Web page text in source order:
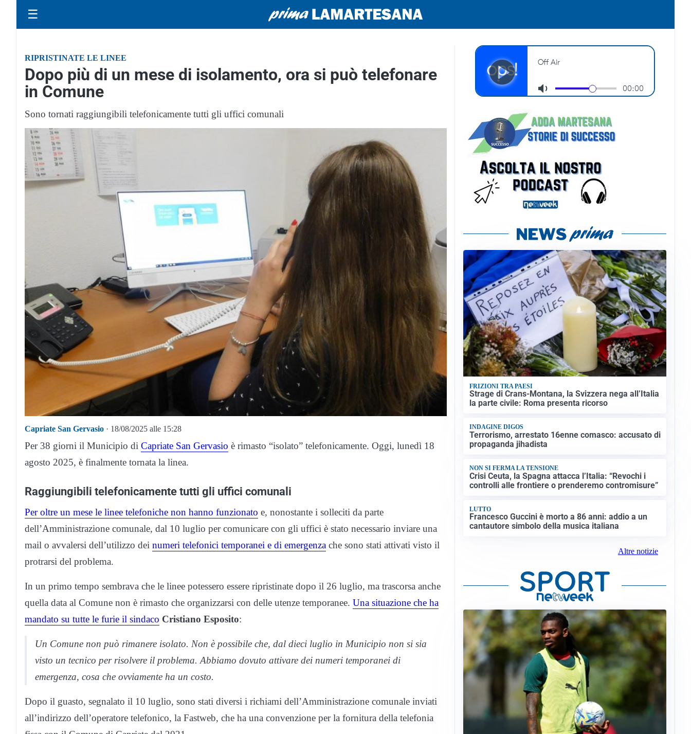
☰
RIPRISTINATE LE LINEE
Dopo più di un mese di isolamento, ora si può telefonare
in Comune
Sono tornati raggiungibili telefonicamente tutti gli uffici comunali
Capriate San Gervasio · 18/08/2025 alle 15:28
Per 38 giorni il Municipio di Capriate San Gervasio è rimasto “isolato” telefonicamente. Oggi, lunedì 18
agosto 2025, è finalmente tornata la linea.
Raggiungibili telefonicamente tutti gli uffici comunali
Per oltre un mese le linee telefoniche non hanno funzionato e, nonostante i solleciti da parte
dell’Amministrazione comunale, dal 10 luglio per comunicare con gli uffici è stato necessario inviare una
mail o avvalersi dell’utilizzo dei numeri telefonici temporanei e di emergenza che sono stati attivati visto il
protrarsi del problema.
In un primo tempo sembrava che le linee potessero essere ripristinate dopo il 26 luglio, ma trascorsa anche
quella data al Comune non è rimasto che organizzarsi con delle utenze temporanee. Una situazione che ha
mandato su tutte le furie il sindaco Cristiano Esposito:
Un Comune non può rimanere isolato. Non è possibile che, dal dieci luglio in Municipio non si sia
visto un tecnico per risolvere il problema. Abbiamo dovuto attivare dei numeri temporanei di
emergenza, cosa che ovviamente ha un costo.
Dopo il guasto, segnalato il 10 luglio, sono stati diversi i richiami dell’Amministrazione comunale inviati
all’indirizzo dell’operatore telefonico, la Fastweb, che ha una convenzione per la fornitura della telefonia
FRIZIONI TRA PAESI
Strage di Crans-Montana, la Svizzera nega all’Italia
la parte civile: Roma presenta ricorso
INDAGINE DIGOS
Terrorismo, arrestato 16enne comasco: accusato di
propaganda jihadista
NON SI FERMA LA TENSIONE
Crisi Ceuta, la Spagna attacca l’Italia: “Revochi i
controlli alle frontiere o prenderemo contromisure”
LUTTO
Francesco Guccini è morto a 86 anni: addio a un
cantautore simbolo della musica italiana
Altre notizie